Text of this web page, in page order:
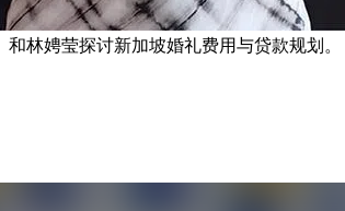
林娉莹探讨新加坡婚礼费用与贷款规划。